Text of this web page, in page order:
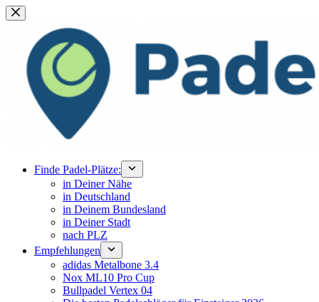
Zum
Inhalt
springen
Finde Padel-Plätze:
in Deiner Nähe
in Deutschland
in Deinem Bundesland
in Deiner Stadt
nach PLZ
Empfehlungen
adidas Metalbone 3.4
Nox ML10 Pro Cup
Bullpadel Vertex 04